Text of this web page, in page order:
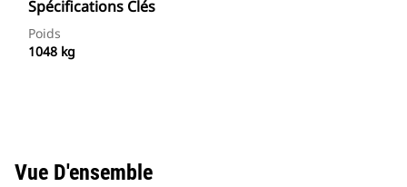
Spécifications Clés
Poids
1048 kg
Vue D'ensemble